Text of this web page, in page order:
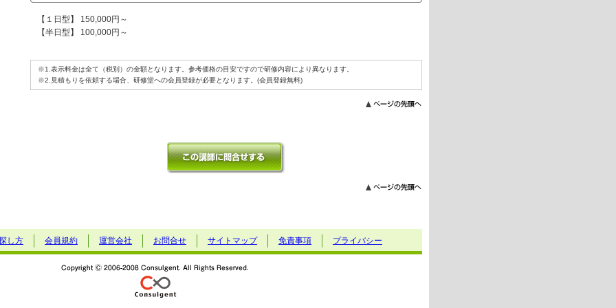
【１日型】 150,000円～
【半日型】 100,000円～
※1.表示料金は全て（税別）の金額となります。参考価格の目安ですので研修内容により異なります。
※2.見積もりを依頼する場合、研修堂への会員登録が必要となります。(会員登録無料)
し方 会員規約 運営会社 お問合せ サイトマップ 免責事項 プライバシー